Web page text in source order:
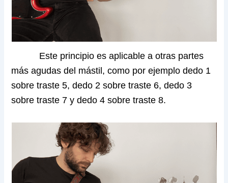
Este principio es aplicable a otras partes
más agudas del mástil, como por ejemplo dedo 1
sobre traste 5, dedo 2 sobre traste 6, dedo 3
sobre traste 7 y dedo 4 sobre traste 8.